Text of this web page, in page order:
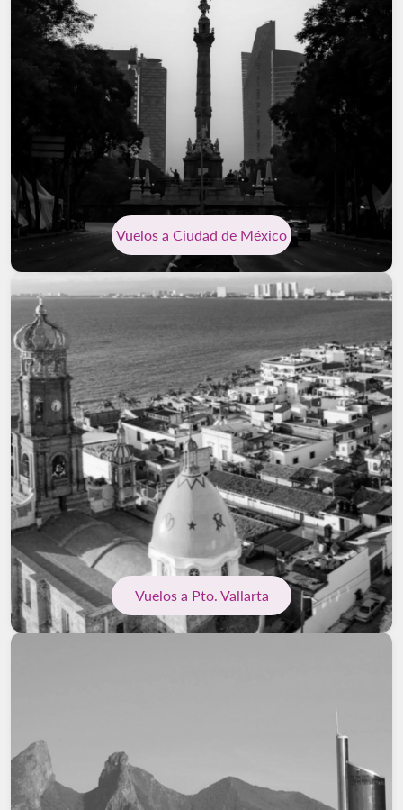
Vuelos a Ciudad de México
Vuelos a Pto. Vallarta